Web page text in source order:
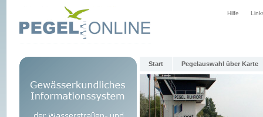
Hilfe
Start Pegelauswahl über Karte